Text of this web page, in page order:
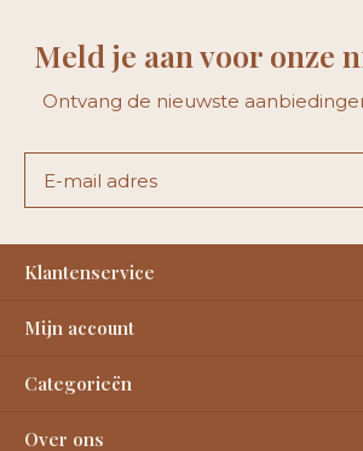
Meld je aan voor onze
Ontvang de nieuwste
Klantenservice
Mijn account
Categorieën
Over ons